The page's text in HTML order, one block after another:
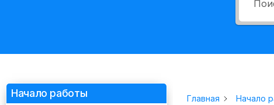
Начало работы Главная Начало